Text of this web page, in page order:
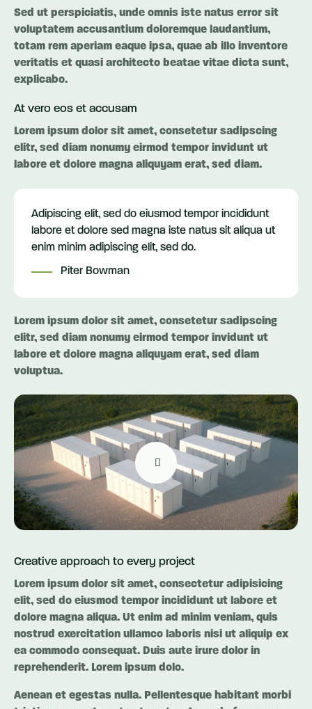
Sed ut perspiciatis, unde omnis iste natus error sit
voluptatem accusantium doloremque laudantium,
totam rem aperiam eaque ipsa, quae ab illo inventore
veritatis et quasi architecto beatae vitae dicta sunt,
explicabo.
At vero eos et accusam
Lorem ipsum dolor sit amet, consetetur sadipscing
elitr, sed diam nonumy eirmod tempor invidunt ut
labore et dolore magna aliquyam erat, sed diam.
Adipiscing elit, sed do eiusmod tempor incididunt
labore et dolore sed magna iste natus sit aliqua ut
enim minim adipiscing elit, sed do.
Piter Bowman
Lorem ipsum dolor sit amet, consetetur sadipscing
elitr, sed diam nonumy eirmod tempor invidunt ut
labore et dolore magna aliquyam erat, sed diam
voluptua.
Creative approach to every project
Lorem ipsum dolor sit amet, consectetur adipisicing
elit, sed do eiusmod tempor incididunt ut labore et
dolore magna aliqua. Ut enim ad minim veniam, quis
nostrud exercitation ullamco laboris nisi ut aliquip ex
ea commodo consequat. Duis aute irure dolor in
reprehenderit. Lorem ipsum dolo.
Aenean et egestas nulla. Pellentesque habitant morbi